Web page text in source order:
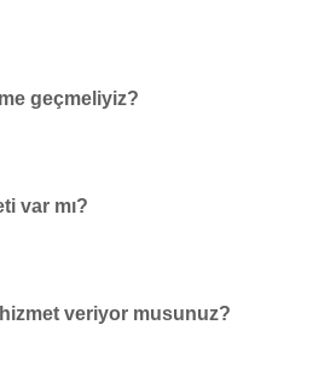
geçmeliyiz?
var mı?
veriyor musunuz?